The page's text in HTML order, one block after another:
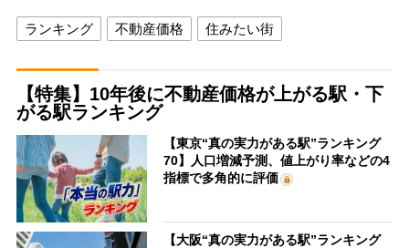
ランキング 不動産価格 住みたい街
【特集】10年後に不動産価格が上がる駅・下
がる駅ランキング
【東京“真の実力がある駅”ランキング
70】人口増減予測、値上がり率などの4
指標で多角的に評価
【大阪“真の実力がある駅”ランキング